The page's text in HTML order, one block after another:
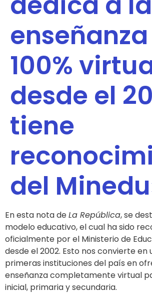
enseñanza
100%
desde el
tiene
del
En esta nota deLa República, se
modelo educativo, el cual ha sido
oficialmente por el Ministerio de
desde el 2002. Esto nos convierte en
primeras instituciones del país en
enseñanza completamente virtual
inicial, primaria y secundaria.